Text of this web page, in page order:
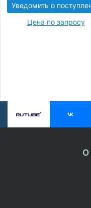
Уведомить о
Цена по запросу
О